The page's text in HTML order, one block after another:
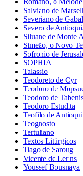
Salviano de
Severiano de
Severo de
Siluane de Monte
Simeão, o Novo
Sofronio de
SOPHIA
Talassio
Teodoreto de Cyr
Teodoro de
Teodoro de
Teodoro Estudita
Teofilo de
Teognosto
Tertuliano
Textos Litúrgicos
Tiago de Saroug
Vicente de Lerins
Youssef Bousnaya